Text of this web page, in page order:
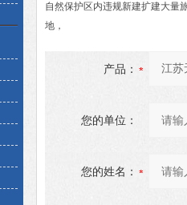
自然保护区内违规新建扩建大量
地，
产品：
您的单位：
您的姓名：